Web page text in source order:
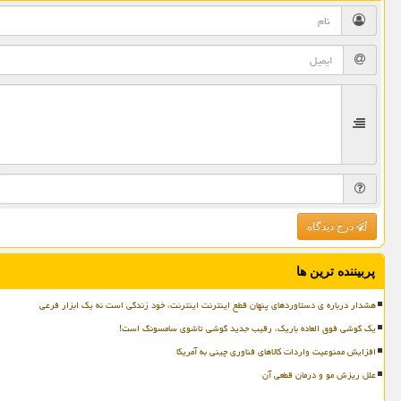
درج دیدگاه
پربیننده ترین ها
هشدار درباره ی دستاوردهای پنهان قطع اینترنت اینترنت، خود زندگی است نه یک ابزار فرعی
یک گوشی فوق العاده باریک، رقیب جدید گوشی تاشوی سامسونگ است!
افزایش ممنوعیت واردات کالاهای فناوری چینی به آمریکا
علل ریزش مو و درمان قطعی آن